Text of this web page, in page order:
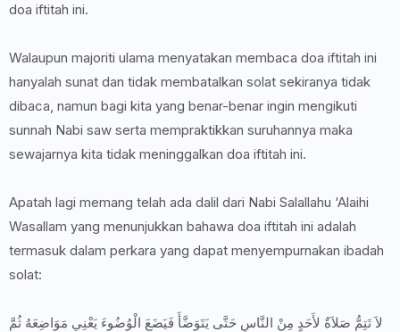
doa iftitah ini.
Walaupun majoriti ulama menyatakan membaca doa iftitah ini
hanyalah sunat dan tidak membatalkan solat sekiranya tidak
dibaca, namun bagi kita yang benar-benar ingin mengikuti
sunnah Nabi saw serta mempraktikkan suruhannya maka
sewajarnya kita tidak meninggalkan doa iftitah ini.
Apatah lagi memang telah ada dalil dari Nabi Salallahu ‘Alaihi
Wasallam yang menunjukkan bahawa doa iftitah ini adalah
termasuk dalam perkara yang dapat menyempurnakan ibadah
solat:
لاَ تَتِمُّ صَلاَةٌ لأَحَدٍ مِنْ النَّاسِ حَتَّى يَتَوَضَّأَ فَيَضَعَ الْوُضُوءَ يَعْنِي مَوَاضِعَهُ ثُمَّ